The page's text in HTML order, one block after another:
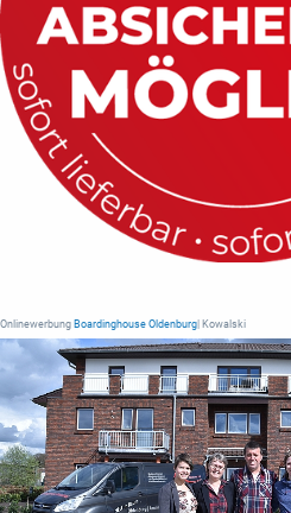
Onlinewerbung Boardinghouse Oldenburg | Kowalski